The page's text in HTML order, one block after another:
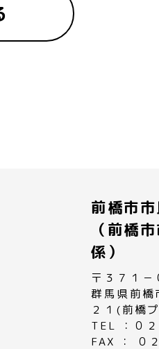
前橋市
（前橋
係）
〒３７１
群馬県前
２１(前橋
TEL ：０
FAX ： ０